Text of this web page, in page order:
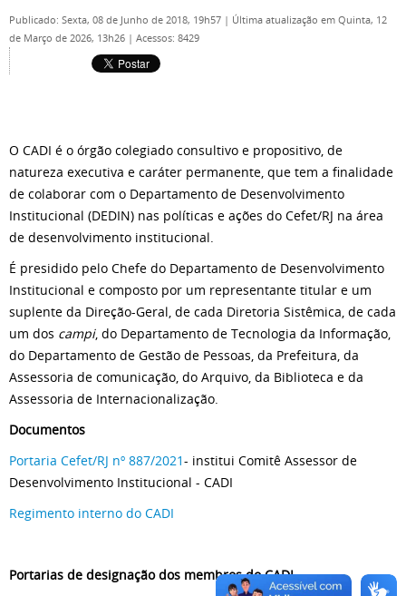
Publicado: Sexta, 08 de Junho de 2018, 19h57 | Última atualização em Quinta, 12
de Março de 2026, 13h26 | Acessos: 8429
O CADI é o órgão colegiado consultivo e propositivo, de
natureza executiva e caráter permanente, que tem a finalidade
de colaborar com o Departamento de Desenvolvimento
Institucional (DEDIN) nas políticas e ações do Cefet/RJ na área
de desenvolvimento institucional.
É presidido pelo Chefe do Departamento de Desenvolvimento
Institucional e composto por um representante titular e um
suplente da Direção-Geral, de cada Diretoria Sistêmica, de cada
um dos campi, do Departamento de Tecnologia da Informação,
do Departamento de Gestão de Pessoas, da Prefeitura, da
Assessoria de comunicação, do Arquivo, da Biblioteca e da
Assessoria de Internacionalização.
Documentos
Portaria Cefet/RJ nº 887/2021- institui Comitê Assessor de
Desenvolvimento Institucional - CADI
Regimento interno do CADI
Portarias de designação dos membros do CADI